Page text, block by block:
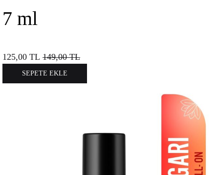
7 ml
125,00 TL 149,00TL
SEPETE EKLE